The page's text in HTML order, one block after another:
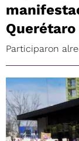
Querétaro
Participaron